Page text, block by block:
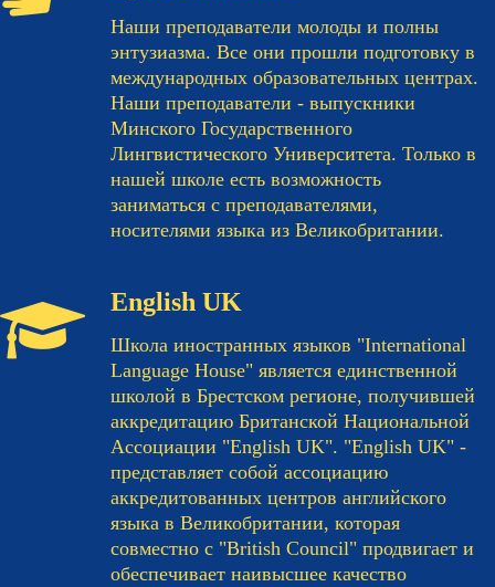
Наши преподаватели молоды и полны
энтузиазма. Все они прошли подготовку в
международных образовательных центрах.
Наши преподаватели - выпускники
Минского Государственного
Лингвистического Университета. Только в
нашей школе есть возможность
заниматься с преподавателями,
носителями языка из Великобритании.
English UK
Школа иностранных языков "International
Language House" является единственной
школой в Брестском регионе, получившей
аккредитацию Британской Национальной
Ассоциации "English UK". "English UK" -
представляет собой ассоциацию
аккредитованных центров английского
языка в Великобритании, которая
совместно с "British Council" продвигает и
обеспечивает наивысшее качество